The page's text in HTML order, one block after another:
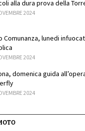
alla dura prova della
2024
Comunanza, lunedi
2024
domenica guida
2024